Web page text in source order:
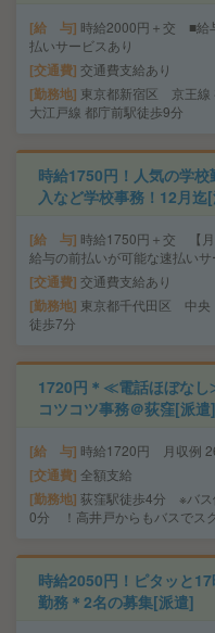
給 与 時給2000円＋交 ■給
払いサービスあり
交通費 交通費支給あり
勤務地 東京都新宿区 京王線
大江戸線 都庁前駅徒歩9分
時給1750円！人気の学
入など学校事務！12月迄
給 与 時給1750円＋交 【
給与の前払いが可能な速払いサ
交通費 交通費支給あり
勤務地 東京都千代田区 中央
徒歩7分
1720円＊≪電話ほぼな
コツコツ事務＠荻窪[派遣]
給 与 時給1720円 月収例
交通費 全額支給
勤務地 荻窪駅徒歩4分 ※バス
0分 ！高井戸からもバスでス
時給2050円！ピタッと
勤務＊2名の募集[派遣]